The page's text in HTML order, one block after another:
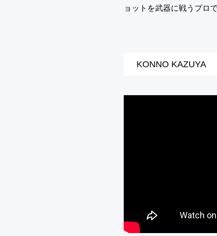
ョットを武器に戦うプロで
J
I
I
KONNO KAZUYA